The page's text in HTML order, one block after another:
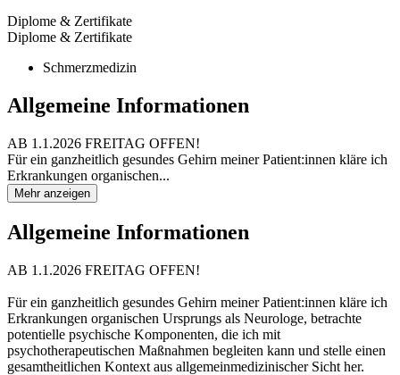
Diplome & Zertifikate
Diplome & Zertifikate
Schmerzmedizin
Allgemeine Informationen
AB 1.1.2026 FREITAG OFFEN!
Für ein ganzheitlich gesundes Gehirn meiner Patient:innen kläre ich
Erkrankungen organischen...
Mehr anzeigen
Allgemeine Informationen
AB 1.1.2026 FREITAG OFFEN!
Für ein ganzheitlich gesundes Gehirn meiner Patient:innen kläre ich
Erkrankungen organischen Ursprungs als Neurologe, betrachte
potentielle psychische Komponenten, die ich mit
psychotherapeutischen Maßnahmen begleiten kann und stelle einen
gesamtheitlichen Kontext aus allgemeinmedizinischer Sicht her.